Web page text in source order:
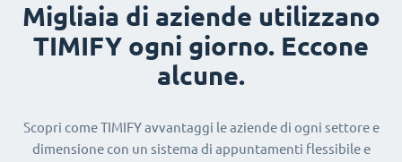
Migliaia di aziende utilizzano
TIMIFY ogni giorno. Eccone
alcune.
Scopri come TIMIFY avvantaggi le aziende di ogni settore e
dimensione con un sistema di appuntamenti flessibile e